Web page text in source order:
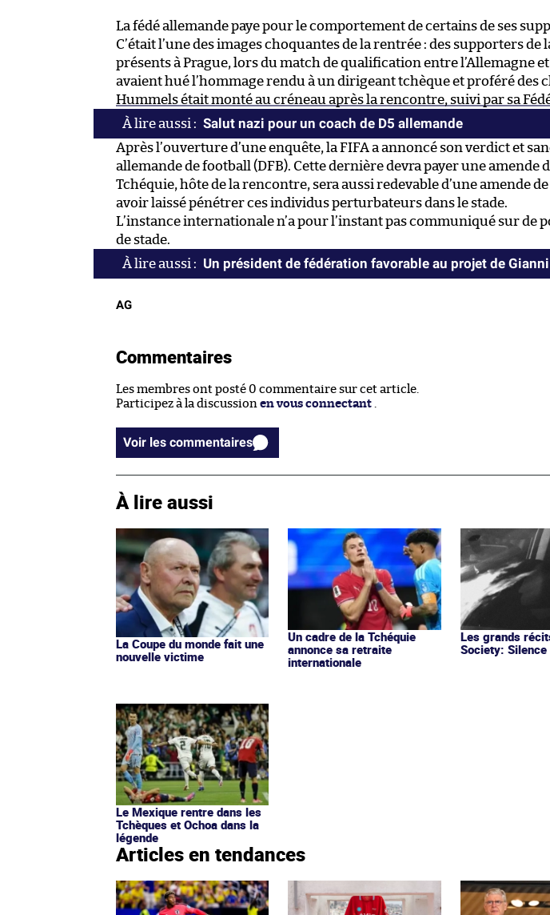
La fédé allemande paye pour le comportement de certains de ses
C’était l’une des images choquantes de la rentrée : des supporters de
présents à Prague, lors du match de qualification entre l’Allemagne et
avaient hué l’hommage rendu à un dirigeant tchèque et proféré des
Hummels était monté au créneau après la rencontre, suivi par sa
Salut nazi pour un coach de D5 allemande
Après l’ouverture d’une enquête, la FIFA a annoncé son verdict et
allemande de football (DFB). Cette dernière devra payer une amende
Tchéquie, hôte de la rencontre, sera aussi redevable d’une amende
avoir laissé pénétrer ces individus perturbateurs dans le stade.
L’instance internationale n’a pour l’instant pas communiqué sur de
de stade.
Un président de fédération favorable au projet de
AG
Commentaires
Les membres ont posté 0 commentaire sur cet article.
Participez à la discussion en vous connectant
Voir les commentaires
À lire aussi
La Coupe du monde fait une
nouvelle victime
Un cadre de la Tchéquie
annonce sa retraite
internationale
Les grands
Society:
Le Mexique rentre dans les
Tchèques et Ochoa dans la
légende
Articles en tendances